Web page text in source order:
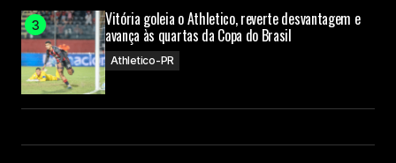
Vitória goleia o Athletico, reverte desvantagem e
avança às quartas da Copa do Brasil
Athletico-PR